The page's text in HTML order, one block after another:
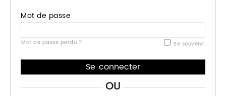
Mot de passe
Mot de passe perdu ? Se souvenir
OU